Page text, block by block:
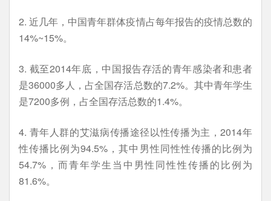
2. 近几年，中国青年群体疫情占每年报告的疫情总数的
14%~15%。
3. 截至2014年底，中国报告存活的青年感染者和患者
是36000多人，占全国存活总数的7.2%。其中青年学生
是7200多例，占全国存活总数的1.4%。
4. 青年人群的艾滋病传播途径以性传播为主，2014年
性传播比例为94.5%，其中男性同性性传播的比例为
54.7%，而青年学生当中男性同性性传播的比例为
81.6%。